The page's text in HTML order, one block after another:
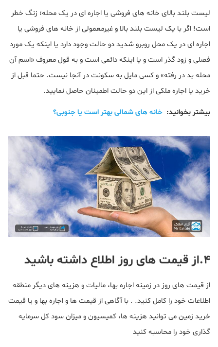
ليست بلند بالای خانه های فروشی يا اجاره ای در يک محله؛ زنگ خطر
است! اگر با يک ليست بلند بالا و غيرمعمولی از خانه های فروشی يا
اجاره ای در يک محل روبرو شديد دو حالت وجود دارد يا اينکه يک مورد
فصلی و زود گذر است و يا اينکه دائمی است و به قول معروف «اسم آن
محله بد در رفته» و کسی مايل به سکونت در آنجا نيست. حتما قبل از
خريد يا اجاره ملکی از اين دو حالت اطمينان حاصل نماييد.
بیشتر بخوانید: خانه های شمالی بهتر است یا جنوبی؟
۴.از قیمت های روز اطلاع داشته باشید
از قیمت های روز در زمینه اجاره بها، مالیات و هزینه های دیگر منطقه
اطلاعات خود را کامل کنید. . با آگاهی از قیمت ها و اجاره بها و یا قیمت
خرید زمین می توانید هزینه ها، کمیسیون و میزان سود کل سرمایه
گذاری خود را محاسبه کنید